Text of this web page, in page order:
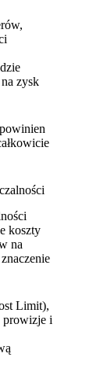
zysk
koszty
na
Limit),
prowizje i